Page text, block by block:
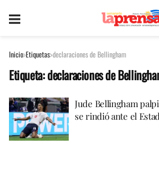
Inicio Etiquetas declaraciones de Bellingham
Etiqueta:declaraciones de
Jude Bellingham
se rindió ante el